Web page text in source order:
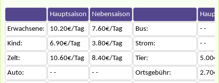
Hauptsaison Nebensaison
Erwachsene:
10.20€/Tag 7.60€/Tag Bus:
- -
Kind:
6.90€/Tag 3.80€/Tag Strom:
- -
Zelt:
10.60€/Tag 8.40€/Tag Tier:
Auto:
- - - - Ortsgebühr: